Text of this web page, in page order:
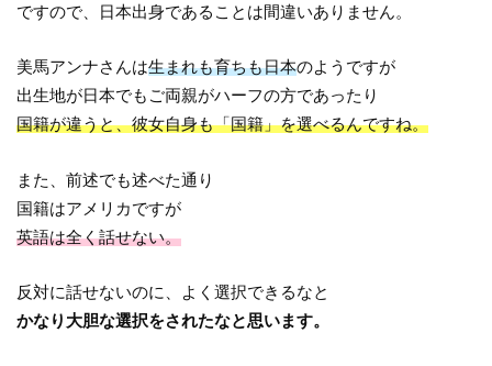
ですので、日本出身であることは間違いありません。
美馬アンナさんは生まれも育ちも日本のようですが
出生地が日本でもご両親がハーフの方であったり
国籍が違うと、彼女自身も「国籍」を選べるんですね。
また、前述でも述べた通り
国籍はアメリカですが
英語は全く話せない。
反対に話せないのに、よく選択できるなと
かなり大胆な選択をされたなと思います。